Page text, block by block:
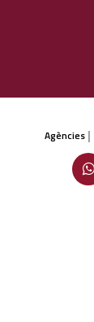
Agències |